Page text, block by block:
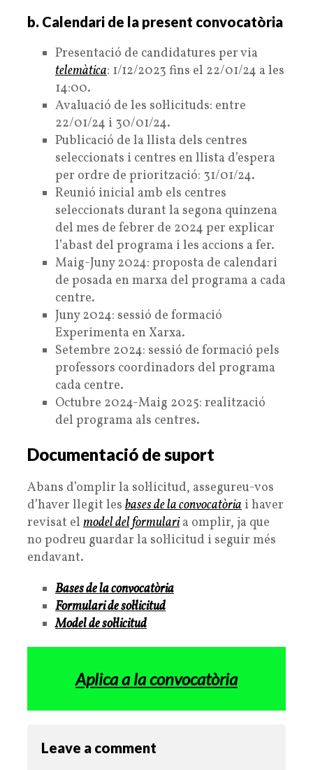
b. Calendari de la present convocatòria
Presentació de candidatures per via
telemàtica: 1/12/2023 fins el 22/01/24 a les
14:00.
Avaluació de les sol·licituds: entre
22/01/24 i 30/01/24.
Publicació de la llista dels centres
seleccionats i centres en llista d’espera
per ordre de priorització: 31/01/24.
Reunió inicial amb els centres
seleccionats durant la segona quinzena
del mes de febrer de 2024 per explicar
l’abast del programa i les accions a fer.
Maig-Juny 2024: proposta de calendari
de posada en marxa del programa a cada
centre.
Juny 2024: sessió de formació
Experimenta en Xarxa.
Setembre 2024: sessió de formació pels
professors coordinadors del programa
cada centre.
Octubre 2024-Maig 2025: realització
del programa als centres.
Documentació de suport
Abans d’omplir la sol·licitud, assegureu-vos
d’haver llegit les bases de la convocatòria i haver
revisat el model del formularia omplir, ja que
no podreu guardar la sol·licitud i seguir més
endavant.
Bases de la convocatòria
Formulari de sol·licitud
Model de sol·licitud
Aplica a la convocatòria
Leave a comment